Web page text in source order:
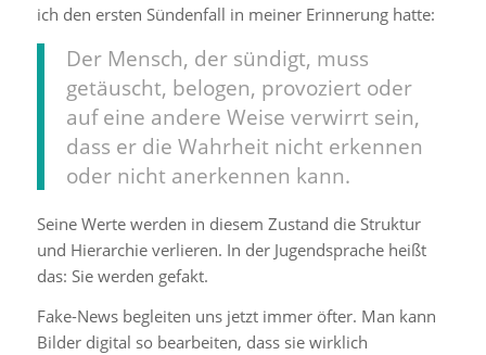
ich den ersten Sündenfall in meiner Erinnerung hatte:
Der Mensch, der sündigt, muss
getäuscht, belogen, provoziert oder
auf eine andere Weise verwirrt sein,
dass er die Wahrheit nicht erkennen
oder nicht anerkennen kann.
Seine Werte werden in diesem Zustand die Struktur
und Hierarchie verlieren. In der Jugendsprache heißt
das: Sie werden gefakt.
Fake-News begleiten uns jetzt immer öfter. Man kann
Bilder digital so bearbeiten, dass sie wirklich